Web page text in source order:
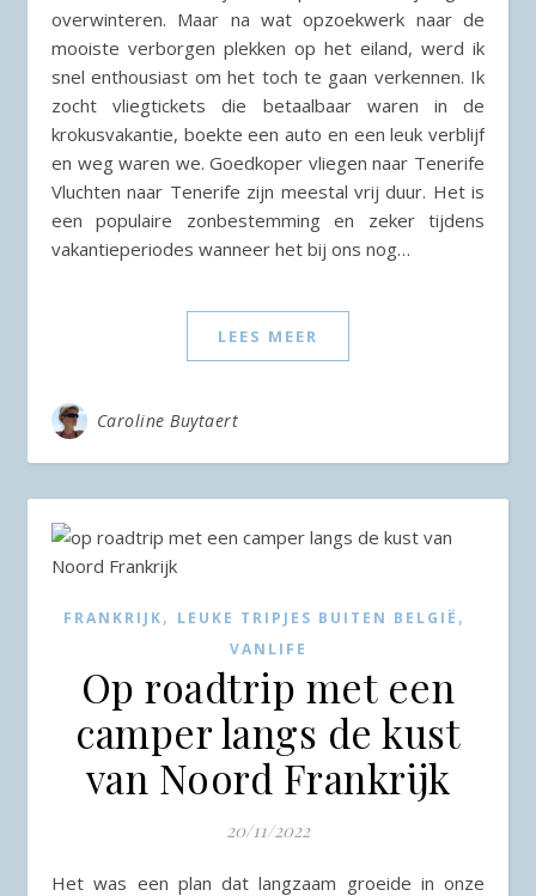
overwinteren. Maar na wat opzoekwerk naar de
mooiste verborgen plekken op het eiland, werd ik
snel enthousiast om het toch te gaan verkennen. Ik
zocht vliegtickets die betaalbaar waren in de
krokusvakantie, boekte een auto en een leuk verblijf
en weg waren we. Goedkoper vliegen naar Tenerife
Vluchten naar Tenerife zijn meestal vrij duur. Het is
een populaire zonbestemming en zeker tijdens
vakantieperiodes wanneer het bij ons nog…
LEES MEER
Caroline Buytaert
FRANKRIJK, LEUKE TRIPJES BUITEN BELGIË ,
VANLIFE
Op roadtrip met een
camper langs de kust
van Noord Frankrijk
20/11/2022
Het was een plan dat langzaam groeide in onze